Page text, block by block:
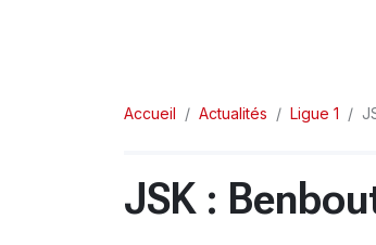
Accueil Actualités Ligue 1
JSK :